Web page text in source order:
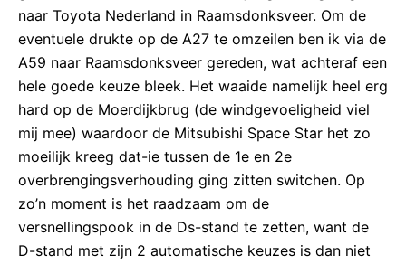
naar Toyota Nederland in Raamsdonksveer. Om de
eventuele drukte op de A27 te omzeilen ben ik via de
A59 naar Raamsdonksveer gereden, wat achteraf een
hele goede keuze bleek. Het waaide namelijk heel erg
hard op de Moerdijkbrug (de windgevoeligheid viel
mij mee) waardoor de Mitsubishi Space Star het zo
moeilijk kreeg dat-ie tussen de 1e en 2e
overbrengingsverhouding ging zitten switchen. Op
zo’n moment is het raadzaam om de
versnellingspook in de Ds-stand te zetten, want de
D-stand met zijn 2 automatische keuzes is dan niet